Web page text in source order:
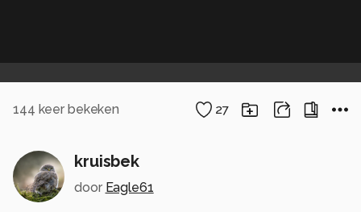
144 keer bekeken 27
kruisbek
door Eagle61